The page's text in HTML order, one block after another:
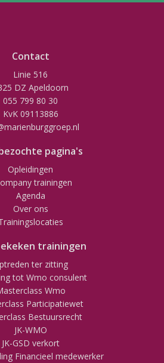
Contact
Linie 516
DZ Apeldoorn
055 799 80 30
KvK 09113886
pagina's
Opleidingen
trainingen
Agenda
Over ons
trainingen
ter zitting
tot Wmo consulent
Wmo
Participatiewet
Bestuursrecht
JK-WMO
JK-GSD verkort
Financieel medewerker